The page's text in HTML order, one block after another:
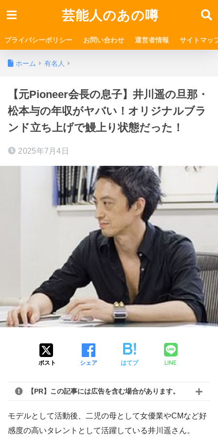
芸能人のあの噂
プライバシーポリシー お問い合わせ 運営者情報 サイトマッ
ホーム 有名人
【元Pioneer会長の息子】井川遥の旦那・
松本与の年収がヤバい！オリジナルブラ
ンド立ち上げで鰻上り状態だった！
2025年7月4日
ポスト シェア はてブ LINE
【PR】この記事には広告を含む場合があります。
モデルとして活動後、二児の母として女優業やCMなど好
感度の高いタレントとして活躍している井川遥さん。